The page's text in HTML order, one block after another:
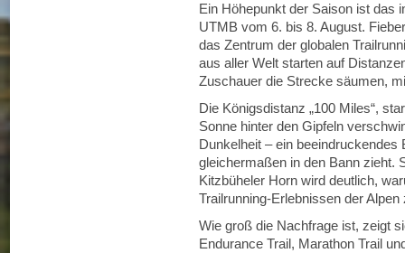
Ein Höhepunkt der Saison ist das
UTMB vom 6. bis 8. August.
das Zentrum der globalen
aus aller Welt starten auf
Zuschauer die Strecke säumen,
Die Königsdistanz „100 Miles“,
Sonne hinter den Gipfeln
Dunkelheit – ein beeindruckendes
gleichermaßen in den Bann zieht.
Kitzbüheler Horn wird deutlich,
Trailrunning-Erlebnissen der Alpen
Wie groß die Nachfrage ist, zeigt
Endurance Trail, Marathon Trail